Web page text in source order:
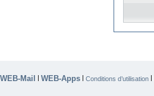
WEB-Mail | WEB-Apps | Conditions d’utilisation |